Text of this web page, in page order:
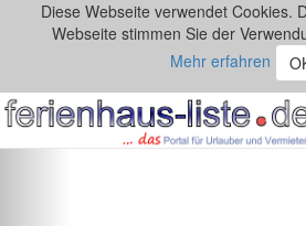
Diese Webseite verwendet Cookies.
Webseite stimmen Sie der
Mehr erfahren